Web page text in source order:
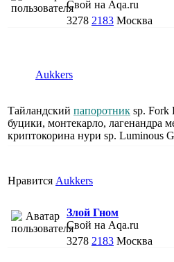
Свой на Aqa.ru
3278 2183 Москва
Aukkers
Тайландский папоротник sp. Fork
буцики, монтекарло, лагенандра
криптокорина нури sp. Luminous
Нравится Aukkers
Злой Гном
Свой на Aqa.ru
3278 2183 Москва